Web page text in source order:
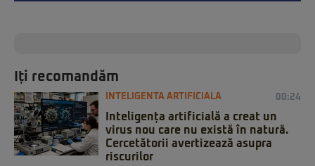
Iți recomandăm
INTELIGENTA ARTIFICIALA 00:24
Inteligența artificială a creat un
virus nou care nu există în natură.
Cercetătorii avertizează asupra
riscurilor